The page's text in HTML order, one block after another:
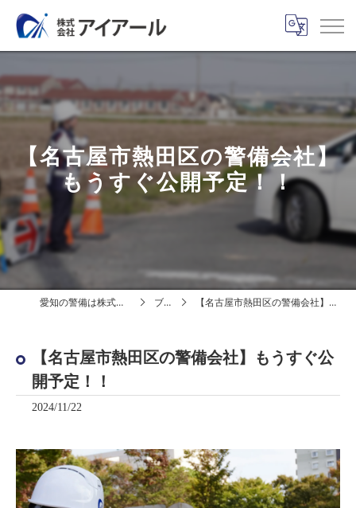
【名古屋市熱田区の警備会社】
もうすぐ公開予定！！
愛知の警備は株式会社アイアール ブログ 【名古屋市熱田区の警備会社】もうすぐ公開予定！！
【名古屋市熱田区の警備会社】もうすぐ公
開予定！！
2024/11/22